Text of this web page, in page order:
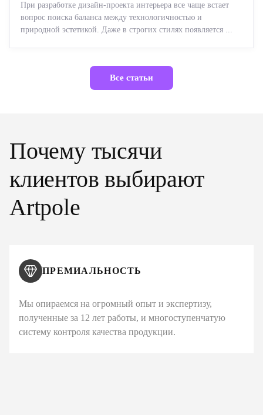
При разработке дизайн-проекта интерьера все чаще встает
вопрос поиска баланса между технологичностью и
природной эстетикой. Даже в строгих стилях появляется ...
Все статьи
Почему тысячи
клиентов выбирают
Artpole
ПРЕМИАЛЬНОСТЬ
Мы опираемся на огромный опыт и экспертизу,
полученные за 12 лет работы, и многоступенчатую
систему контроля качества продукции.